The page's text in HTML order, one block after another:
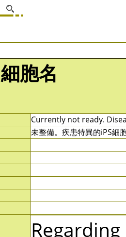
胞名
Currently not ready.
未整備。疾患特異的iPS細